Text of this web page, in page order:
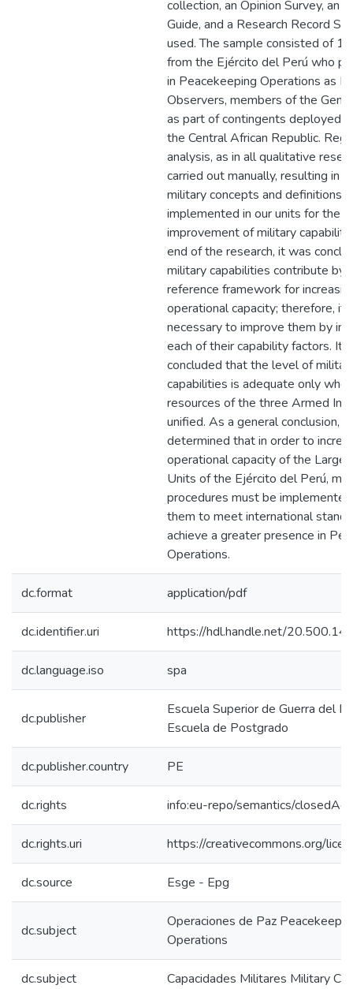
collection, an Opinion Survey, an
Guide, and a Research Record
used. The sample consisted of
from the Ejército del Perú who
in Peacekeeping Operations as
Observers, members of the
as part of contingents deployed
the Central African Republic.
analysis, as in all qualitative
carried out manually, resulting in
military concepts and definitions
implemented in our units for the
improvement of military
end of the research, it was
military capabilities contribute by
reference framework for
operational capacity; therefore, it
necessary to improve them by
each of their capability factors. It
concluded that the level of
capabilities is adequate only
resources of the three Armed
unified. As a general conclusion,
determined that in order to
operational capacity of the Large
Units of the Ejército del Perú,
procedures must be
them to meet international
achieve a greater presence in
Operations.
dc.format application/pdf
dc.identifier.uri https://hdl.handle.net/
dc.language.iso spa
dc.publisher
Escuela Superior de Guerra del
Escuela de Postgrado
dc.publisher.country PE
dc.rights info:eu-repo/semantics/
dc.rights.uri https://creativecommons.org/
dc.source Esge - Epg
dc.subject
Operaciones de Paz
Operations
dc.subject Capacidades Militares Military